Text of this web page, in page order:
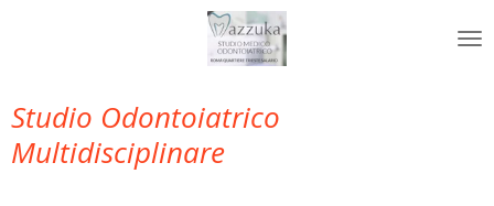
Studio Odontoiatrico
Multidisciplinare